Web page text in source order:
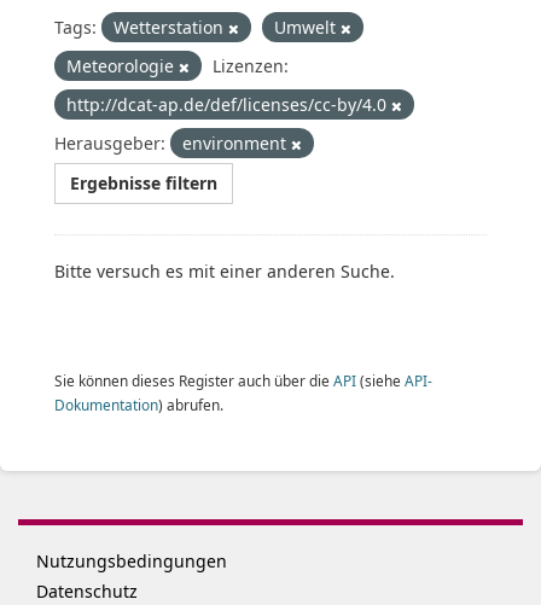
Tags: Wetterstation
Umwelt
Meteorologie
Lizenzen:
http://dcat-ap.de/def/licenses/cc-by/4.0
Herausgeber:
environment
Ergebnisse filtern
Bitte versuch es mit einer anderen Suche.
Sie können dieses Register auch über die API(siehe API-
Dokumentation) abrufen.
Nutzungsbedingungen
Datenschutz